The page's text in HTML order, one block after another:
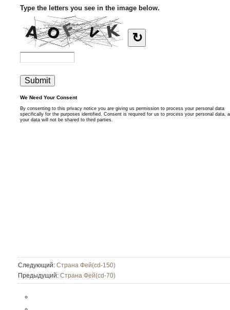
Следующий: Страна Фей(cd-150)
Предыдущий: Страна Фей(cd-70)